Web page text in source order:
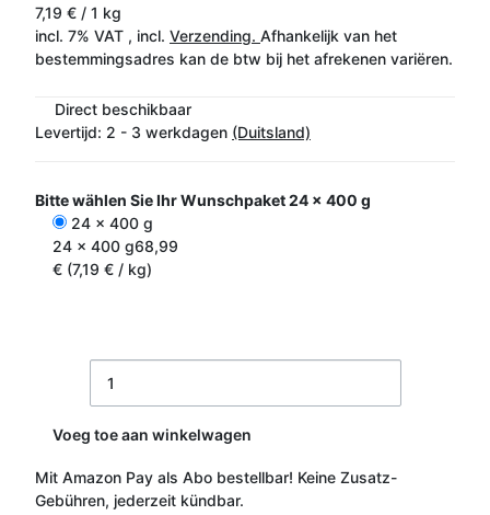
7,19 € / 1 kg
incl. 7% VAT , incl. Verzending. Afhankelijk van het
bestemmingsadres kan de btw bij het afrekenen variëren.
Direct beschikbaar
Levertijd: 2 - 3 werkdagen (Duitsland)
Bitte wählen Sie Ihr Wunschpaket24 x 400 g
24 x 400 g
24 x 400 g68,99
€ (7,19 € / kg)
Voeg toe aan winkelwagen
Mit Amazon Pay als Abo bestellbar! Keine Zusatz-
Gebühren, jederzeit kündbar.